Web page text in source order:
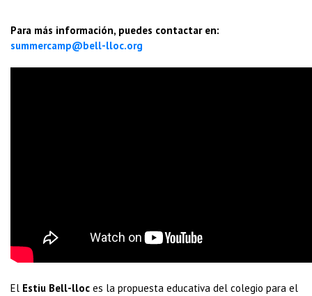
Para más información, puedes contactar en:
summercamp@bell-lloc.org
El Estiu Bell-lloc es la propuesta educativa del colegio para el